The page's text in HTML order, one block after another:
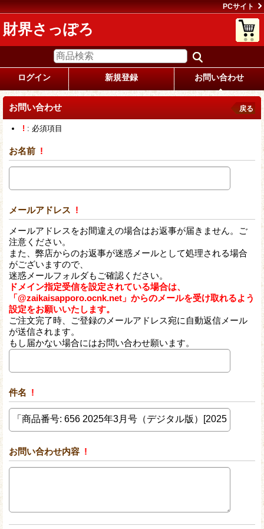
PCサイト
財界さっぽろ
ログイン 新規登録 お問い合わせ
お問い合わせ 戻る
! : 必須項目
お名前 !
メールアドレス !
メールアドレスをお間違えの場合はお返事が届きません。ご
注意ください。
また、弊店からのお返事が迷惑メールとして処理される場合
がございますので、
迷惑メールフォルダもご確認ください。
ドメイン指定受信を設定されている場合は、
「@zaikaisapporo.ocnk.net」からのメールを受け取れるよう
設定をお願いいたします。
ご注文完了時、ご登録のメールアドレス宛に自動返信メール
が送信されます。
もし届かない場合にはお問い合わせ願います。
件名 !
お問い合わせ内容 !